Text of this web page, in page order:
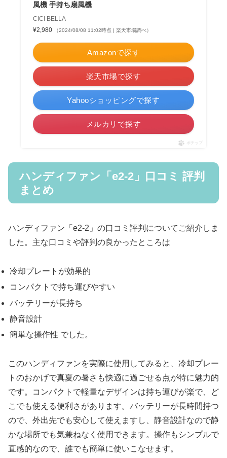
風機 手持ち扇風機
CICI BELLA
¥2,980
（2024/08/08 11:02時点 | 楽天市場調べ）
Amazonで探す
楽天市場で探す
Yahooショッピングで探す
メルカリで探す
ポチップ
ハンディファン「e2-2」口コミ 評判
まとめ
ハンディファン「e2-2」の口コミ評判についてご紹介しま
した。主な口コミや評判の良かったところは
冷却プレートが効果的
コンパクトで持ち運びやすい
バッテリーが長持ち
静音設計
簡単な操作性 でした。
このハンディファンを実際に使用してみると、冷却プレー
トのおかげで真夏の暑さも快適に過ごせる点が特に魅力的
です。コンパクトで軽量なデザインは持ち運びが楽で、ど
こでも使える便利さがあります。バッテリーが長時間持つ
ので、外出先でも安心して使えますし、静音設計なので静
かな場所でも気兼ねなく使用できます。操作もシンプルで
直感的なので、誰でも簡単に使いこなせます。